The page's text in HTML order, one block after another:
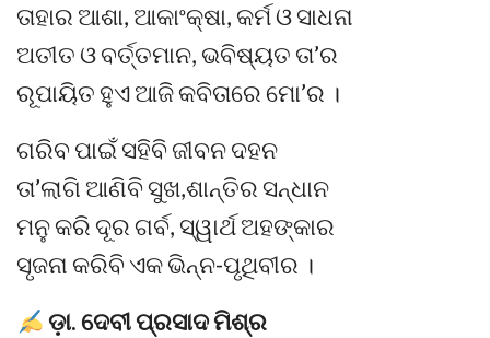
ତାହାର ଆଶା, ଆକାଂକ୍ଷା, କର୍ମ ଓ ସାଧନା
ଅତୀତ ଓ ବର୍ତ୍ତମାନ, ଭବିଷ୍ୟତ ତା’ର
ରୂପାୟିତ ହୁଏ ଆଜି କବିତାରେ ମୋ’ର ।
ଗରିବ ପାଇଁ ସହିବି ଜୀବନ ଦହନ
ତା’ଲାଗି ଆଣିବି ସୁଖ,ଶାନ୍ତିର ସନ୍ଧାନ
ମନୁ କରି ଦୂର ଗର୍ବ, ସ୍ୱାର୍ଥ ଅହଙ୍କାର
ସୃଜନା କରିବି ଏକ ଭିନ୍ନ-ପୃଥିବୀର ।
ଡ଼ା. ଦେବୀ ପ୍ରସାଦ ମିଶ୍ର